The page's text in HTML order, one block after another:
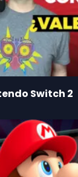
Switch 2